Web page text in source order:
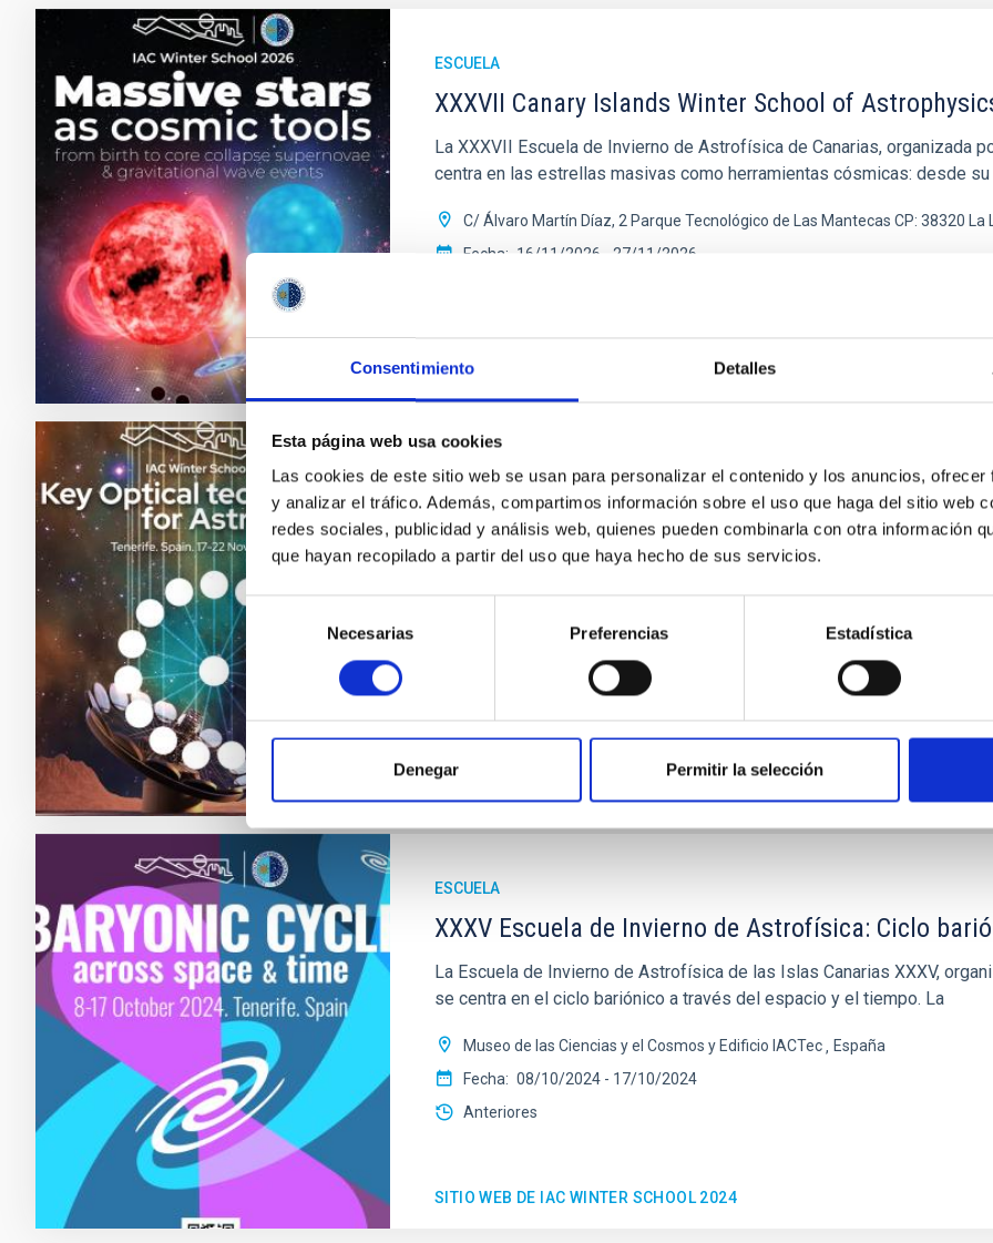
Consentimiento Detalles
Esta página web usa cookies
Las cookies de este sitio web se usan para personalizar el contenido y los anuncios,
y analizar el tráfico. Además, compartimos información sobre el uso que haga del sitio web
redes sociales, publicidad y análisis web, quienes pueden combinarla con otra información
que hayan recopilado a partir del uso que haya hecho de sus servicios.
Selección
consentimiento
Necesarias Preferencias Estadística
Denegar Permitir la selección
ESCUELA
XXXVII Canary Islands Winter School of
La XXXVII Escuela de Invierno de Astrofísica de Canarias, organizada
centra en las estrellas masivas como herramientas cósmicas: desde su
C/ Álvaro Martín Díaz, 2 Parque Tecnológico de Las Mantecas CP: 38320
Fecha
16/11/2026
27/11/2026
XXXVII CANARY ISLANDS WINTER SCHOOL OF ASTROPHYSICS
ESCUELA
XXXVI Escuela de Invierno
La XXXVI Escuela de Invierno de Astrofísica de Canarias, organizada
Edificio IACTEC, Parque Tecnológico y Científico de las Mantecas, 38320
17/11/2025-22/11/2025
WINTER SCHOOL 2025
ESCUELA
XXXV Escuela de Invierno de Astrofísica: Ciclo
La Escuela de Invierno de Astrofísica de las Islas Canarias XXXV,
se centra en el ciclo bariónico a través del espacio y el tiempo. La
Museo de las Ciencias y el Cosmos y Edificio IACTec
España
Fecha
08/10/2024 - 17/10/2024
Anteriores
SITIO WEB DE IAC WINTER SCHOOL 2024